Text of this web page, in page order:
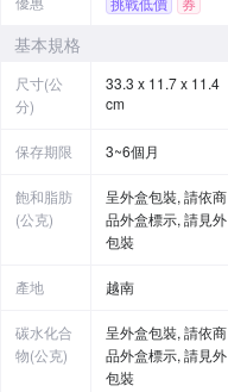
基本規格
尺寸(公
分)
33.3 x 11.7 x 11.4
cm
保存期限 3~6個月
飽和脂肪
(公克)
呈外盒包裝, 請依商
品外盒標示, 請見外
包裝
產地 越南
碳水化合
物(公克)
呈外盒包裝, 請依商
品外盒標示, 請見外
包裝